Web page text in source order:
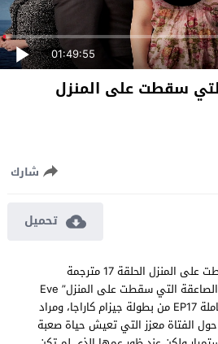
01:49:55
سقطت على المنزل
شارك
تحميل
مسلسل الصاعقة التي سقطت على المنزل الحلقة 17 مترجمة
مشاهدة وتحميل مسلسل “الصاعقة التي سقطت على المنزل” Eve
Dusen Yildirim حلقة 17 كاملة EP17 من بطولة جيزام كاراجا، ومراد
الفتاة معزز التي تعيش حياة صعبة